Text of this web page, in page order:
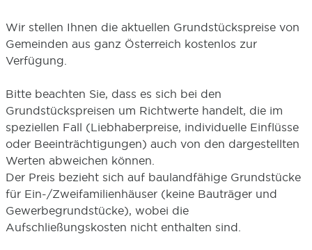
Wir stellen Ihnen die aktuellen Grundstückspreise von
Gemeinden aus ganz Österreich kostenlos zur
Verfügung.
Bitte beachten Sie, dass es sich bei den
Grundstückspreisen um Richtwerte handelt, die im
speziellen Fall (Liebhaberpreise, individuelle Einflüsse
oder Beeinträchtigungen) auch von den dargestellten
Werten abweichen können.
Der Preis bezieht sich auf baulandfähige Grundstücke
für Ein-/Zweifamilienhäuser (keine Bauträger und
Gewerbegrundstücke), wobei die
Aufschließungskosten nicht enthalten sind.